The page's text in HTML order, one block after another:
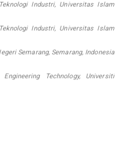
Industri, Universitas Islam
Industri, Universitas Islam
Semarang, Semarang, Indonesia
Technology, Universiti